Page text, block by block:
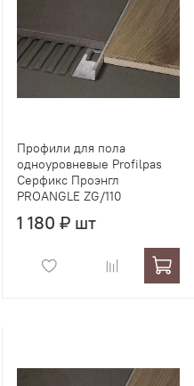
Профили для пола
одноуровневые Profilpas
Серфикс Проэнгл
PROANGLE ZG/110
1 180 ₽ шт